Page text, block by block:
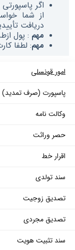
اگر
از شما
دریافت
مهم : پول
مهم: لطفا
امور قونسلی
پاسپورت (صرف تمدید)
وکالت نامه
حصر وراثت
اقرار خط
سند تولدی
تصدیق زوجیت
تصدیق مجردی
سند تثبیت هویت